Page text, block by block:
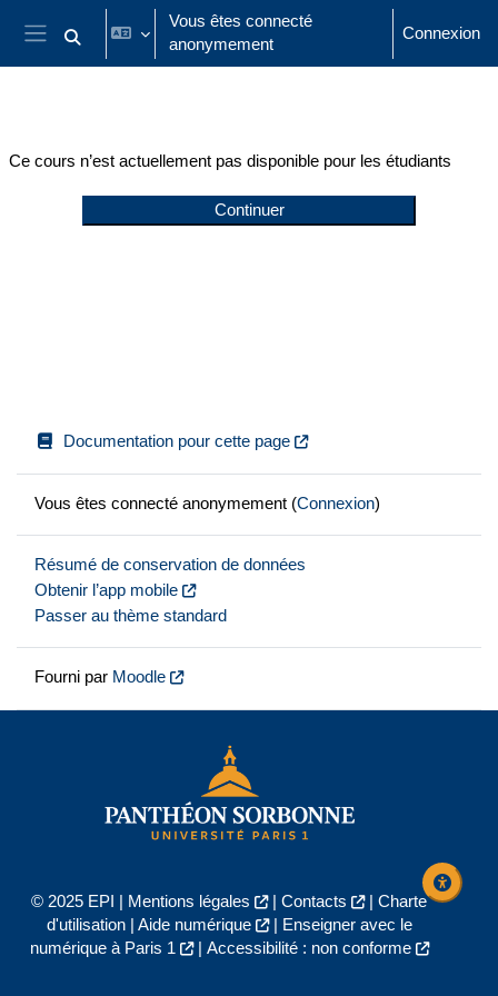
Passer au contenu principal
Panneau latéral
Activer/désactiver la saisie de recherche
Vous êtes connecté
anonymement
Connexion
Ce cours n’est actuellement pas disponible pour les étudiants
Continuer
Documentation pour cette page
Vous êtes connecté anonymement (Connexion)
Résumé de conservation de données
Obtenir l’app mobile
Passer au thème standard
Fourni par Moodle
© 2025 EPI | Mentions légales | Contacts | Charte
d'utilisation| Aide numérique |
Enseigner avec le
numérique à Paris 1
| Accessibilité : non conforme